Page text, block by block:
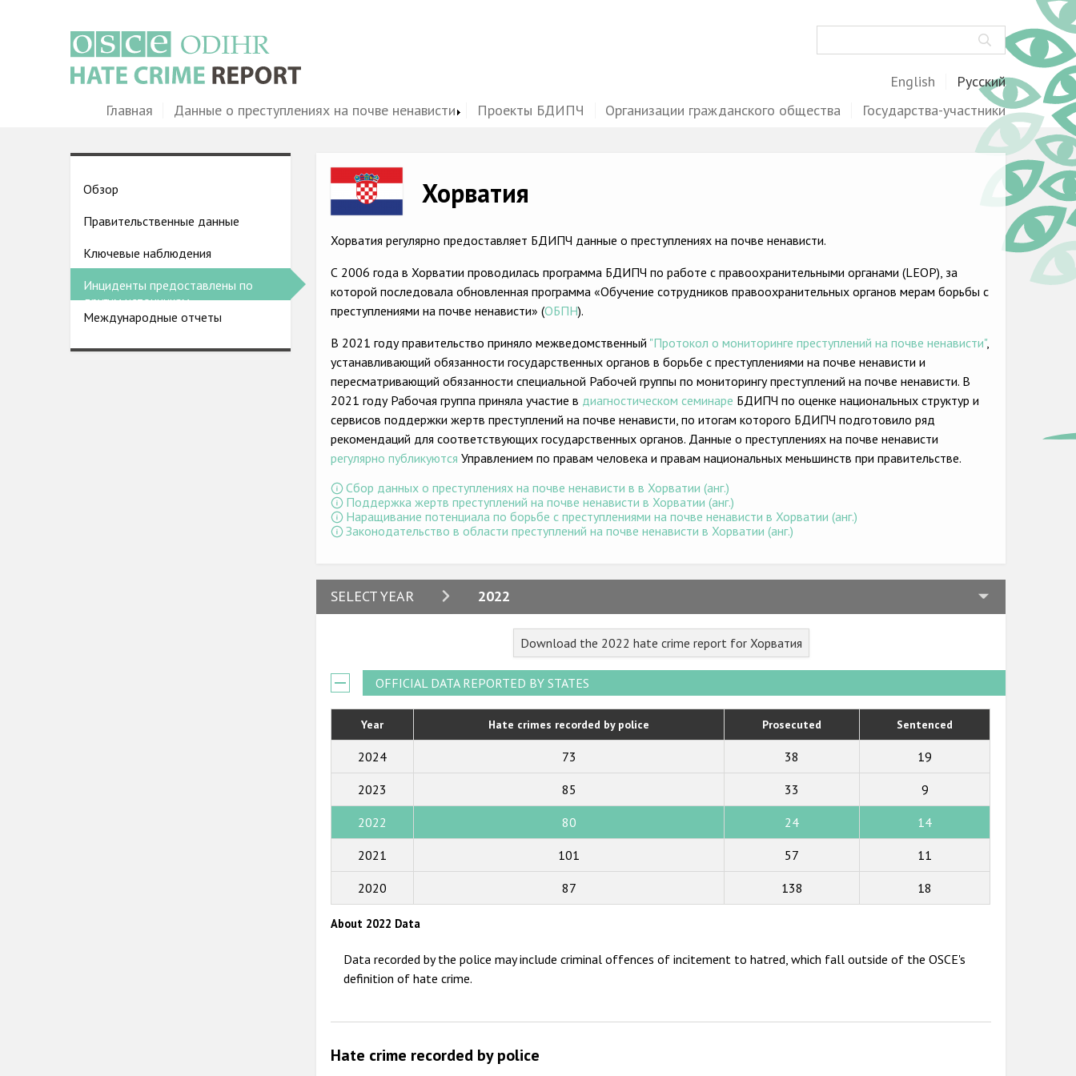
English Русский
MainГлавная Данные о преступлениях на почве ненависти Проекты БДИПЧ Организации гражданского общества Государства-участники
Country
menu
Обзор
Правительственные данные
Ключевые наблюдения
Инциденты предоставлены по
другим источникам
Международные отчеты
Image
Хорватия
Хорватия регулярно предоставляет БДИПЧ данные о преступлениях на почве ненависти.
С 2006 года в Хорватии проводилась программа БДИПЧ по работе с правоохранительными органами (LEOP), за
которой последовала обновленная программа «Обучение сотрудников правоохранительных органов мерам борьбы с
преступлениями на почве ненависти» (ОБПН).
В 2021 году правительство приняло межведомственный "Протокол о мониторинге преступлений на почве ненависти",
устанавливающий обязанности государственных органов в борьбе с преступлениями на почве ненависти и
пересматривающий обязанности специальной Рабочей группы по мониторингу преступлений на почве ненависти. В
2021 году Рабочая группа приняла участие в диагностическом семинаре БДИПЧ по оценке национальных структур и
сервисов поддержки жертв преступлений на почве ненависти, по итогам которого БДИПЧ подготовило ряд
рекомендаций для соответствующих государственных органов. Данные о преступлениях на почве ненависти
регулярно публикуются Управлением по правам человека и правам национальных меньшинств при правительстве.
Сбор данных о преступлениях на почве ненависти в в Хорватии (анг.)
Поддержка жертв преступлений на почве ненависти в Хорватии (анг.)
Наращивание потенциала по борьбе с преступлениями на почве ненависти в Хорватии (анг.)
Законодательство в области преступлений на почве ненависти в Хорватии (анг.)
SELECT YEAR 2022
2024
2021
2020
2019
2011
2009
Download the 2022 hate crime report for Хорватия
OFFICIAL DATA REPORTED BY STATES
Year Hate crimes recorded by police Prosecuted Sentenced
2024 73 38 19
2023 85 33 9
2022 80 24 14
2021 101 57 11
2020 87 138 18
About 2022 Data
Data recorded by the police may include criminal offences of incitement to hatred, which fall outside of the OSCE's
definition of hate crime.
Hate crime recorded by police